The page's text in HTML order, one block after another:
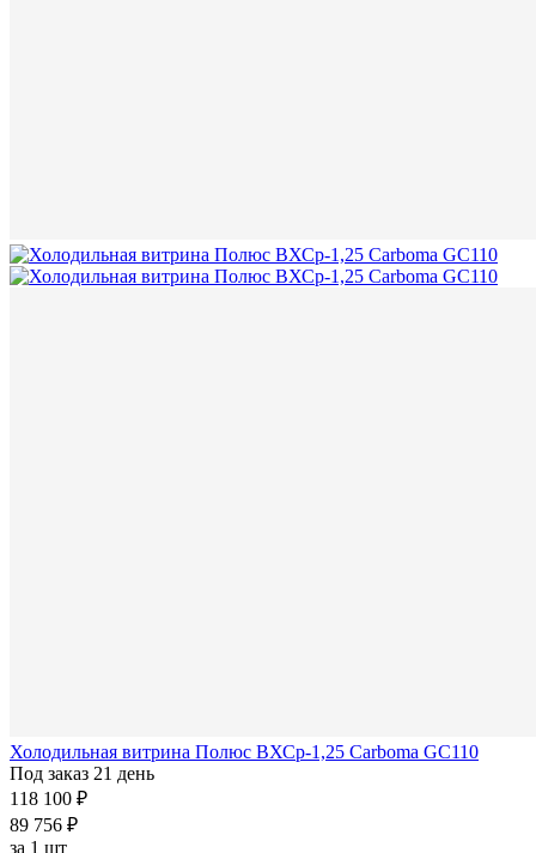
Холодильная витрина Полюс ВХСр-1,25 Carboma GC110
Под заказ 21 день
118 100 ₽
89 756 ₽
за 1 шт